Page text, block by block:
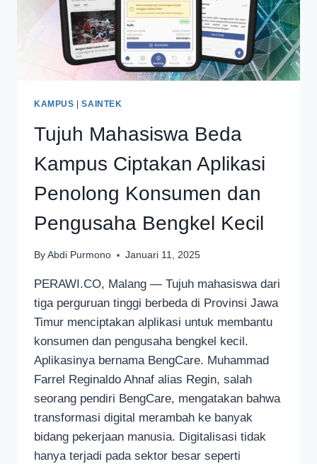
KAMPUS |SAINTEK
Tujuh Mahasiswa Beda
Kampus Ciptakan Aplikasi
Penolong Konsumen dan
Pengusaha Bengkel Kecil
By Abdi Purmono Januari 11, 2025
PERAWI.CO, Malang — Tujuh mahasiswa dari
tiga perguruan tinggi berbeda di Provinsi Jawa
Timur menciptakan alplikasi untuk membantu
konsumen dan pengusaha bengkel kecil.
Aplikasinya bernama BengCare. Muhammad
Farrel Reginaldo Ahnaf alias Regin, salah
seorang pendiri BengCare, mengatakan bahwa
transformasi digital merambah ke banyak
bidang pekerjaan manusia. Digitalisasi tidak
hanya terjadi pada sektor besar seperti